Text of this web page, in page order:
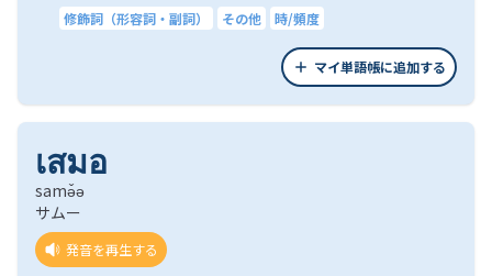
修飾詞（形容詞・副詞） その他 時/頻度
マイ単語帳に追加する
เสมอ
samə̌ə
サムー
発音を再生する